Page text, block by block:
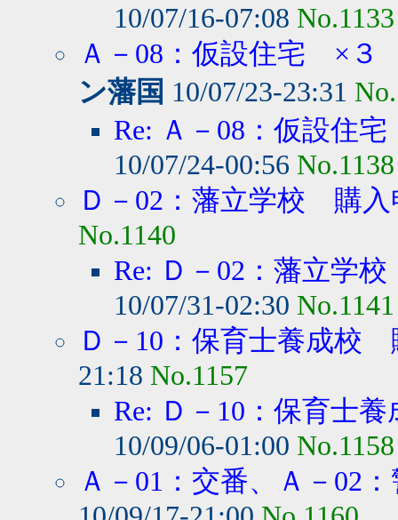
10/07/16-07:08 No.1133
Ａ－08：仮設住宅 ×３
ン藩国 10/07/23-23:31
Re: Ａ－08：仮設住
10/07/24-00:56 No.1138
Ｄ－02：藩立学校 購入
No.1140
Re: Ｄ－02：藩立学
10/07/31-02:30 No.1141
Ｄ－10：保育士養成校
21:18 No.1157
Re: Ｄ－10：保育士
10/09/06-01:00 No.1158
Ａ－01：交番、Ａ－02